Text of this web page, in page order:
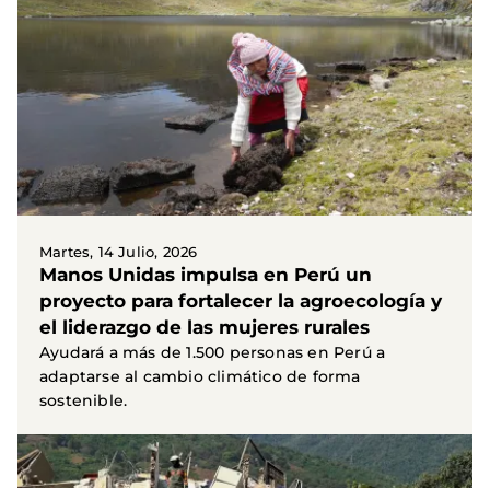
Martes, 14 Julio, 2026
Manos Unidas impulsa en Perú un
proyecto para fortalecer la agroecología y
el liderazgo de las mujeres rurales
Ayudará a más de 1.500 personas en Perú a
adaptarse al cambio climático de forma
sostenible.